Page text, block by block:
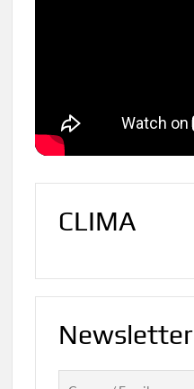
CLIMA
Newsletter